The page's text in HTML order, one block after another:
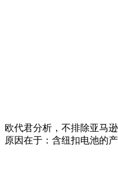
欧代君分析，不排除亚马
原因在于：含纽扣电池的